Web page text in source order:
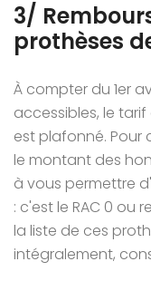
3/
prothèses
À compter du 1er
accessibles, le
est plafonné. Pour
le montant des
à vous permettre
: c'est le RAC 0 ou
la liste de ces
intégralement,